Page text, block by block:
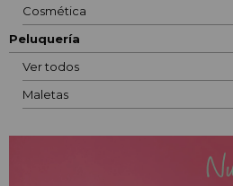
Cosmética
Peluquería
Ver todos
Maletas